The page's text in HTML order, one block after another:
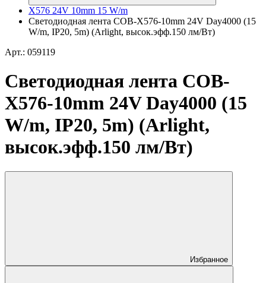
X576 24V 10mm 15 W/m
Светодиодная лента COB-X576-10mm 24V Day4000 (15
W/m, IP20, 5m) (Arlight, высок.эфф.150 лм/Вт)
Арт.: 059119
Светодиодная лента COB-
X576-10mm 24V Day4000 (15
W/m, IP20, 5m) (Arlight,
высок.эфф.150 лм/Вт)
Избранное